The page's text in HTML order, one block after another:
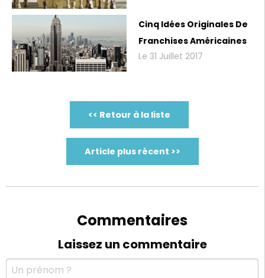
Cinq Idées Originales De
Franchises Américaines
Le 31 Juillet 2017
<< Retour à la liste
Article plus récent >>
Commentaires
Laissez un commentaire